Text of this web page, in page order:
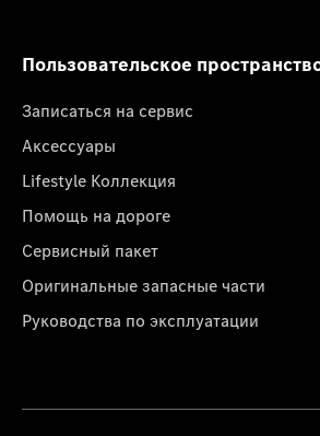
Пользовательское
Записаться на сервис
Аксессуары
Lifestyle Коллекция
Помощь на дороге
Сервисный пакет
Оригинальные запасные части
Руководства по эксплуатации